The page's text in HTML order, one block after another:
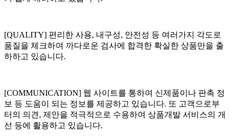
[QUALITY] 편리한 사용, 내구성, 안전성 등 여러가지 각도로
품질을 체크하여 까다로운 검사에 합격한 확실한 상품만을 출
하하고 있습니다.
[COMMUNICATION] 웹 사이트를 통하여 신제품이나 판촉 정
보 등 도움이 되는 정보를 제공하고 있습니다. 또 고객으로부
터의 의견, 제안을 적극적으로 수용하여 상품개발 서비스의 개
선 등에 활용하고 있습니다.